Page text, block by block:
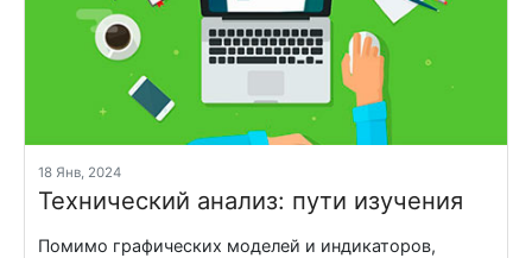
18 Янв, 2024
Технический анализ: пути изучения
Помимо графических моделей и индикаторов,